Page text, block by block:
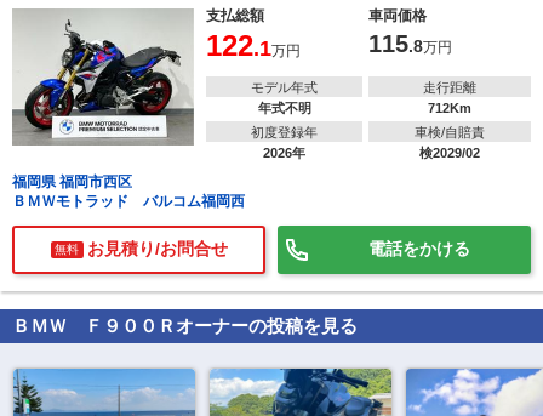
支払総額
車両価格
122.1万円 115.8万円
モデル年式
年式不明
走行距離
712Km
初度登録年
2026年
車検/自賠責
検2029/02
福岡県 福岡市西区
ＢＭＷモトラッド バルコム福岡西
無料 お見積り/お問合せ 電話をかける
ＢＭＷ Ｆ９００Ｒ オーナーの投稿を見る